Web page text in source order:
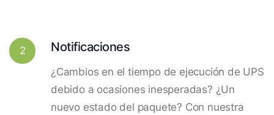
2 Notificaciones
¿Cambios en el tiempo de ejecución de UPS
debido a ocasiones inesperadas? ¿Un
nuevo estado del paquete? Con nuestra